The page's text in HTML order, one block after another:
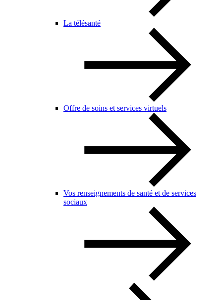
La télésanté
Offre de soins et services virtuels
Vos renseignements de santé et de services
sociaux